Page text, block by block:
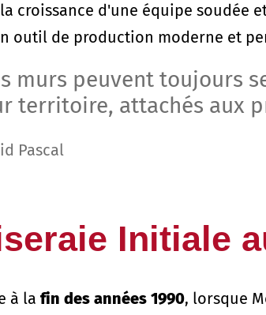
croissance d'une équipe soudée
outil de production moderne et
murs peuvent toujours
territoire, attachés aux
Pascal
Initiale
à la fin des années 1990, lorsque